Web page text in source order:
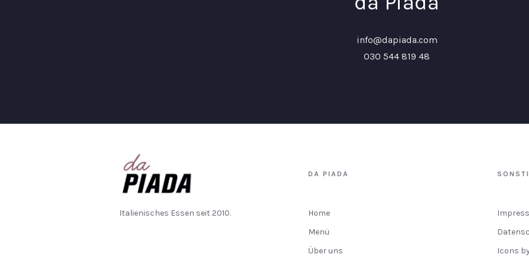
info@dapiada.com
030 544 819 48
Italienisches Essen seit 2010.
DA PIADA
Home
Menü
Über uns
Icons